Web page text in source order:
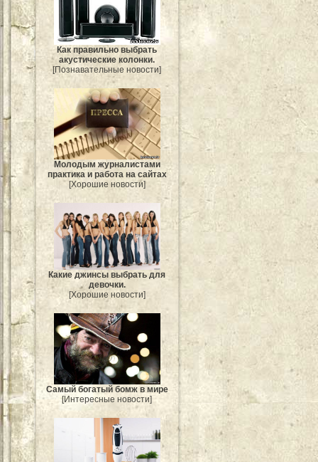
Как правильно выбрать
акустические колонки.
[Познавательные новости]
Молодым журналистами
практика и работа на сайтах
[Хорошие новости]
Какие джинсы выбрать для
девочки.
[Хорошие новости]
Самый богатый бомж в мире
[Интересные новости]